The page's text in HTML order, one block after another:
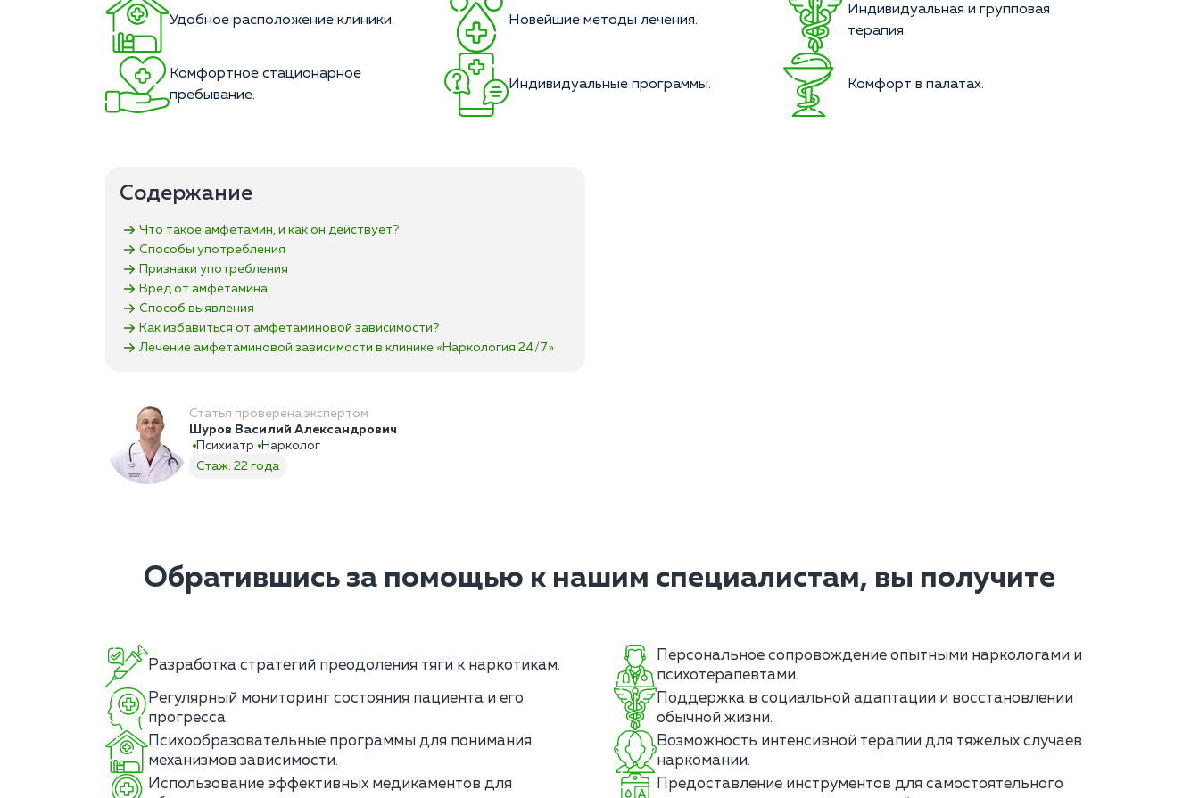
Удобное расположение клиники. Новейшие методы лечения.
Индивидуальная и групповая
терапия.
Комфортное стационарное
пребывание.
Индивидуальные программы. Комфорт в палатах.
Содержание
Что такое амфетамин, и как он действует?
Способы употребления
Признаки употребления
Вред от амфетамина
Способ выявления
Как избавиться от амфетаминовой зависимости?
Лечение амфетаминовой зависимости в клинике «Наркология 24/7»
Статья проверена экспертом
Шуров Василий Александрович
Психиатр
Нарколог
Стаж: 22 года
Обратившись за помощью к нашим специалистам, вы получите
Разработка стратегий преодоления тяги к наркотикам.
Персональное сопровождение опытными наркологами и
психотерапевтами.
Регулярный мониторинг состояния пациента и его
прогресса.
Поддержка в социальной адаптации и восстановлении
обычной жизни.
Психообразовательные программы для понимания
механизмов зависимости.
Возможность интенсивной терапии для тяжелых случаев
наркомании.
Использование эффективных медикаментов для
Предоставление инструментов для самостоятельного